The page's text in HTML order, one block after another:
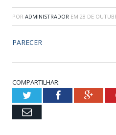
POR ADMINISTRADOR EM 28 DE
PARECER
COMPARTILHAR:
TwitterFacebook
Email